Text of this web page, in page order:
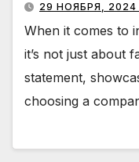
29 НОЯБРЯ, 2024
When it comes to
it’s not just about
statement,
choosing a